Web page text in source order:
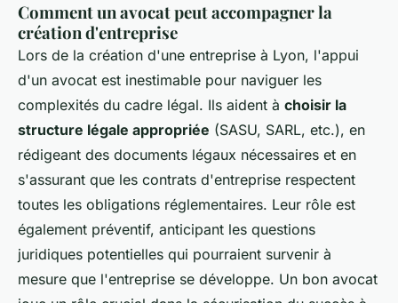
Comment un avocat peut accompagner la
création d'entreprise
Lors de la création d'une entreprise à Lyon, l'appui
d'un avocat est inestimable pour naviguer les
complexités du cadre légal. Ils aident à choisir la
structure légale appropriée (SASU, SARL, etc.), en
rédigeant des documents légaux nécessaires et en
s'assurant que les contrats d'entreprise respectent
toutes les obligations réglementaires. Leur rôle est
également préventif, anticipant les questions
juridiques potentielles qui pourraient survenir à
mesure que l'entreprise se développe. Un bon avocat